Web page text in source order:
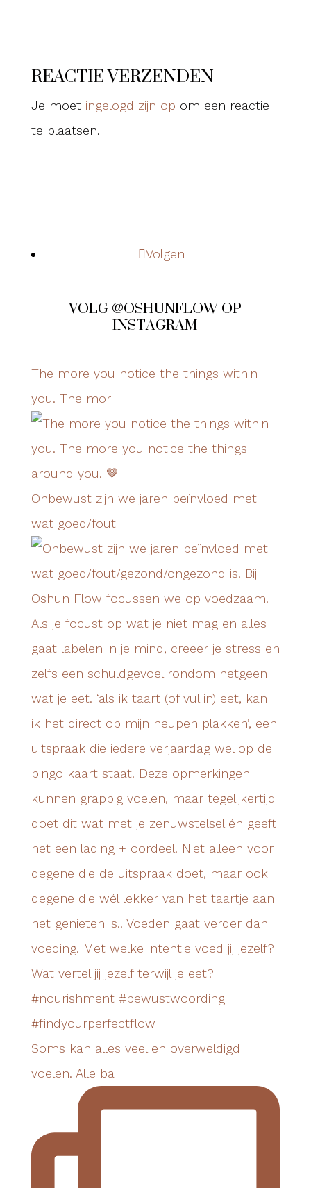
REACTIE VERZENDEN
Je moet ingelogd zijn op om een reactie
te plaatsen.
Volgen
VOLG @OSHUNFLOW OP
INSTAGRAM
The more you notice the things within
you. The mor
Onbewust zijn we jaren beïnvloed met
wat goed/fout
Soms kan alles veel en overweldigd
voelen. Alle ba